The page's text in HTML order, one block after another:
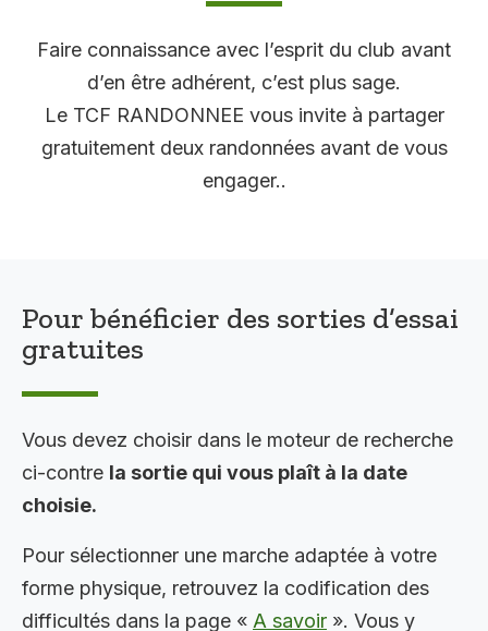
Faire connaissance avec l’esprit du club avant
d’en être adhérent, c’est plus sage.
Le TCF RANDONNEE vous invite à partager
gratuitement deux randonnées avant de vous
engager..
Pour bénéficier des sorties d’essai
gratuites
Vous devez choisir dans le moteur de recherche
ci-contre la sortie qui vous plaît à la date
choisie.
Pour sélectionner une marche adaptée à votre
forme physique, retrouvez la codification des
difficultés dans la page « A savoir ». Vous y